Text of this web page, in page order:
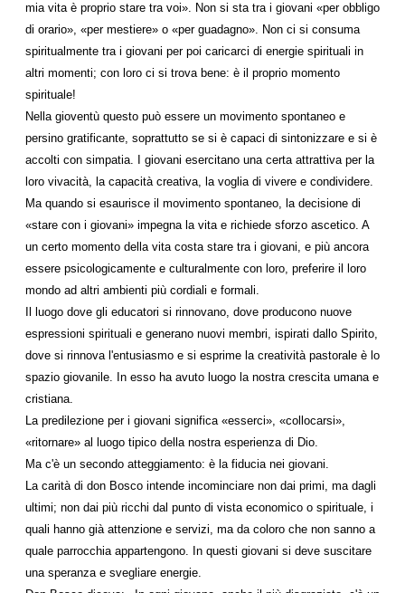
mia vita è proprio stare tra voi». Non si sta tra i giovani «per obbligo
di orario», «per mestiere» o «per guadagno». Non ci si consuma
spiritualmente tra i giovani per poi caricarci di energie spirituali in
altri momenti; con loro ci si trova bene: è il proprio momento
spirituale!
Nella gioventù questo può essere un movimento spontaneo e
persino gratificante, soprattutto se si è capaci di sintonizzare e si è
accolti con simpatia. I giovani esercitano una certa attrattiva per la
loro vivacità, la capacità creativa, la voglia di vivere e condividere.
Ma quando si esaurisce il movimento spontaneo, la decisione di
«stare con i giovani» impegna la vita e richiede sforzo ascetico. A
un certo momento della vita costa stare tra i giovani, e più ancora
essere psicologicamente e culturalmente con loro, preferire il loro
mondo ad altri ambienti più cordiali e formali.
Il luogo dove gli educatori si rinnovano, dove producono nuove
espressioni spirituali e generano nuovi membri, ispirati dallo Spirito,
dove si rinnova l'entusiasmo e si esprime la creatività pastorale è lo
spazio giovanile. In esso ha avuto luogo la nostra crescita umana e
cristiana.
La predilezione per i giovani significa «esserci», «collocarsi»,
«ritornare» al luogo tipico della nostra esperienza di Dio.
Ma c'è un secondo atteggiamento: è la fiducia nei giovani.
La carità di don Bosco intende incominciare non dai primi, ma dagli
ultimi; non dai più ricchi dal punto di vista economico o spirituale, i
quali hanno già attenzione e servizi, ma da coloro che non sanno a
quale parrocchia appartengono. In questi giovani si deve suscitare
una speranza e svegliare energie.